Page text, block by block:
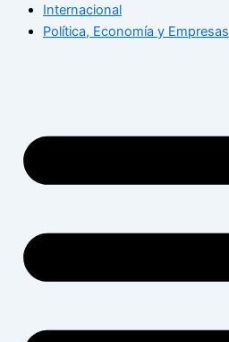
Internacional
Política, Economía y Empresas